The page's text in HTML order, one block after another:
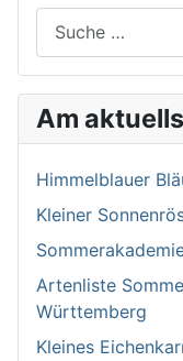
Am
Himmelblauer
Kleiner
Artenliste
Württemberg
Kleines